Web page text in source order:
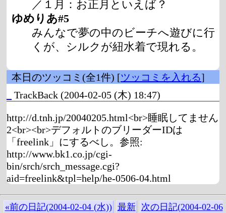
／１月：お正月といえば？
ゆめりあ#5
みんなで夢の中のビーチへ遊びに行
くが、シルクが紐水着で現れる。
本日のツッコミ(全1件) [ツッコミを入れる]
TrackBack (2004-02-05 (木) 18:47)
http://d.tnh.jp/20040205.html<br>睡眠してません
2<br><br>デフォルトのブリーダーIDは
「freelink」にするべし。参照:
http://www.bk1.co.jp/cgi-
bin/srch/srch_message.cgi?
aid=freelink&tpl=help/he-0506-04.html
«前の日記(2004-02-04 (水)) 最新
次の日記(2004-02-06